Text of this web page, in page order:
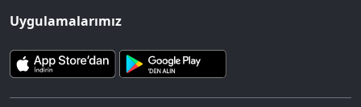
Uygulamalarımız